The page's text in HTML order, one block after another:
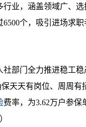
业，涵盖领域广、
个，吸引进场求
门全力推进稳工稳
天天有岗位、周周有
费率，为3.62万户参保